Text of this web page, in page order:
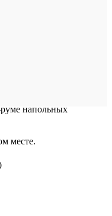
напольных
месте.